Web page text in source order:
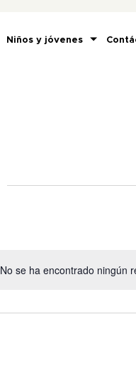
Niños y jóvenes
Aviso
No se ha encontrado ningún